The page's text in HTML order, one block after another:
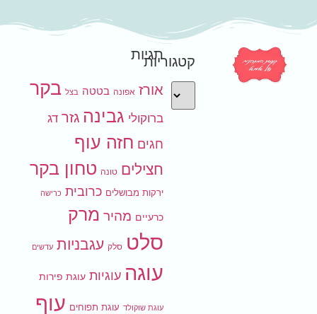
קטגוריות
תגיות
אורז אפונה בטטה בצל בקר
ברוקולי גבינה גזר דג
חגים חזה עוף
חצילים טונה טחון בקר
ירקות מבושלים כרובית כרישה
כרעיים מהיר מרק
סלט סלק עגבניות עדשים
עוגה עוגיות עוגת פירות
עוגת שוקולד עוגת תפוחים עוף